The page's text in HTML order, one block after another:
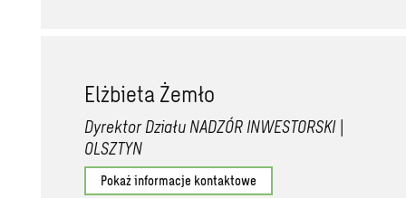
Elżbieta Żemło
Dyrektor Działu NADZÓR INWESTORSKI |
OLSZTYN
Pokaż informacje kontaktowe